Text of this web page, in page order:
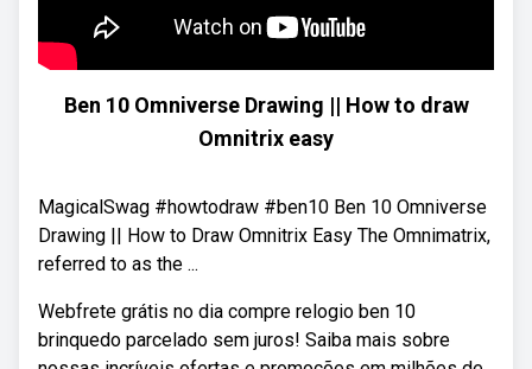
Ben 10 Omniverse Drawing || How to draw
Omnitrix easy
MagicalSwag #howtodraw #ben10 Ben 10 Omniverse
Drawing || How to Draw Omnitrix Easy The Omnimatrix,
referred to as the ...
Webfrete grátis no dia compre relogio ben 10
brinquedo parcelado sem juros! Saiba mais sobre